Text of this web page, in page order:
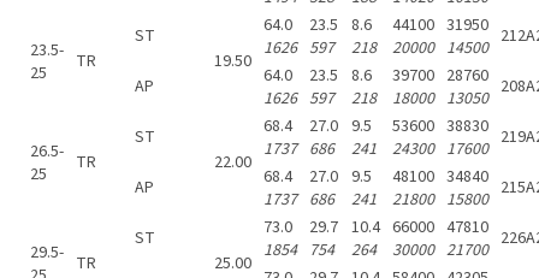
23.5-
25
TR
ST
19.50
64.0
1626
23.5
597
8.6
218
44100
20000
31950
14500
AP
64.0
1626
23.5
597
8.6
218
39700
18000
28760
13050
26.5-
25
TR
ST
22.00
68.4
1737
27.0
686
9.5
241
53600
24300
38830
17600
AP
68.4
1737
27.0
686
9.5
241
48100
21800
34840
15800
29.5- TR
ST
25.00
73.0
1854
29.7
754
10.4
264
66000
30000
47810
21700